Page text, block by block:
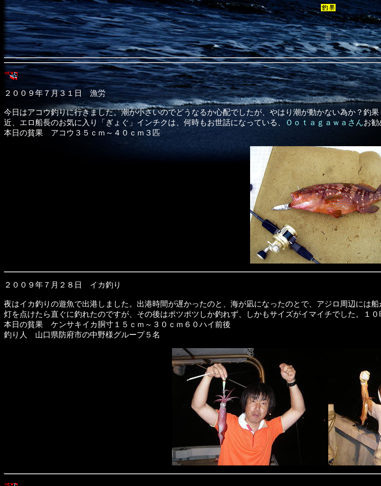
２００９年７月３１日 漁労
今日はアコウ釣りに行きました。潮が小さいのでどうなるか心配でしたが、やはり潮が動かない為か？
近、エロ船長のお気に入り「ぎょぐ」インチクは、何時もお世話になっている、
Ｏｏｔａｇａｗａさんお
本日の貧果 アコウ３５ｃｍ～４０ｃｍ３匹
２００９年７月２８日 イカ釣り
夜はイカ釣りの遊魚で出港しました。出港時間が遅かったのと、海が凪になったのとで、アジロ周辺には
灯を点けたら直ぐに釣れたのですが、その後はポツポツしか釣れず、しかもサイズがイマイチでした。１
本日の貧果 ケンサキイカ胴寸１５ｃｍ～３０ｃｍ６０ハイ前後
釣り人 山口県防府市の中野様グループ５名